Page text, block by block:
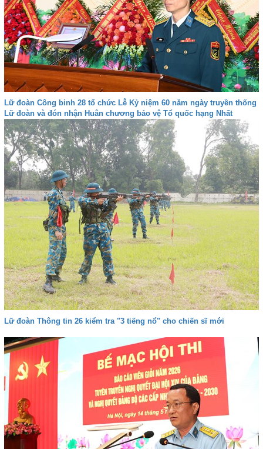
Lữ đoàn Công binh 28 tổ chức Lễ Kỷ niệm 60 năm ngày truyền thống
Lữ đoàn và đón nhận Huân chương bảo vệ Tổ quốc hạng Nhất
Lữ đoàn Thông tin 26 kiểm tra "3 tiếng nổ" cho chiến sĩ mới